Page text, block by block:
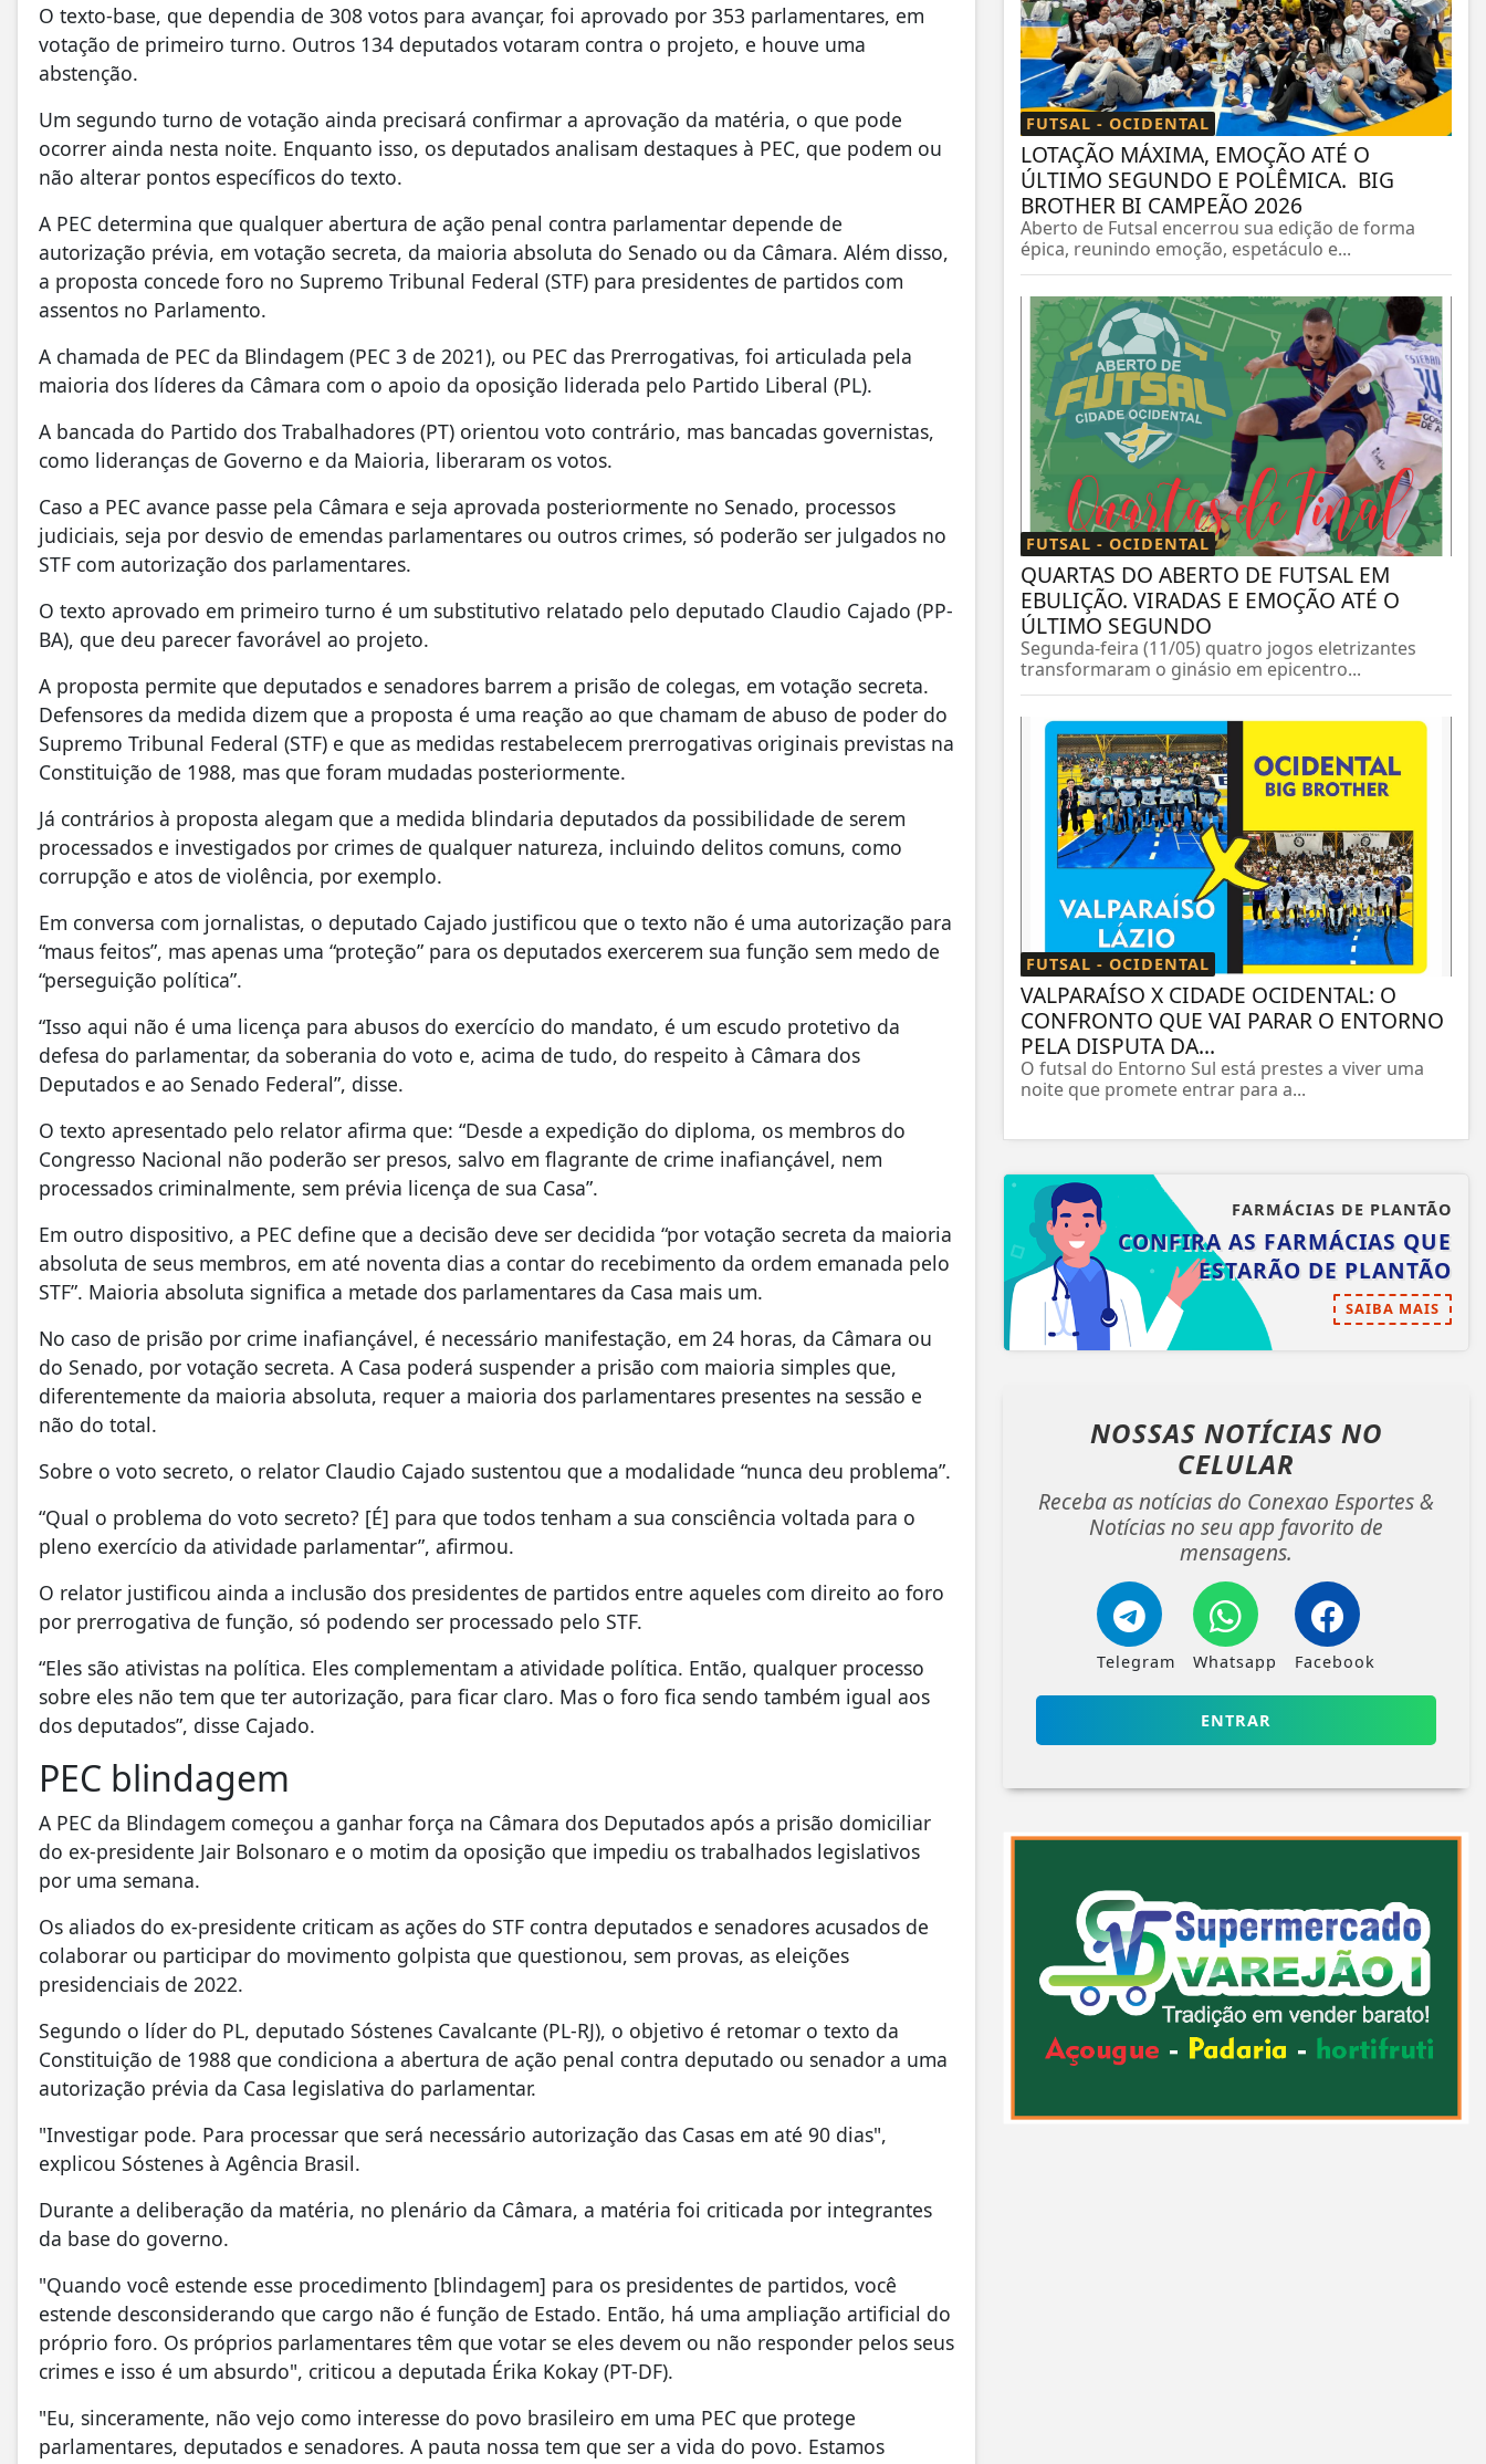
O texto-base, que dependia de 308 votos para avançar, foi aprovado por 353 parlamentares, em
votação de primeiro turno. Outros 134 deputados votaram contra o projeto, e houve uma
abstenção.
Um segundo turno de votação ainda precisará confirmar a aprovação da matéria, o que pode
ocorrer ainda nesta noite. Enquanto isso, os deputados analisam destaques à PEC, que podem ou
não alterar pontos específicos do texto.
A PEC determina que qualquer abertura de ação penal contra parlamentar depende de
autorização prévia, em votação secreta, da maioria absoluta do Senado ou da Câmara. Além disso,
a proposta concede foro no Supremo Tribunal Federal (STF) para presidentes de partidos com
assentos no Parlamento.
A chamada de PEC da Blindagem (PEC 3 de 2021), ou PEC das Prerrogativas, foi articulada pela
maioria dos líderes da Câmara com o apoio da oposição liderada pelo Partido Liberal (PL).
A bancada do Partido dos Trabalhadores (PT) orientou voto contrário, mas bancadas governistas,
como lideranças de Governo e da Maioria, liberaram os votos.
Caso a PEC avance passe pela Câmara e seja aprovada posteriormente no Senado, processos
judiciais, seja por desvio de emendas parlamentares ou outros crimes, só poderão ser julgados no
STF com autorização dos parlamentares.
O texto aprovado em primeiro turno é um substitutivo relatado pelo deputado Claudio Cajado (PP-
BA), que deu parecer favorável ao projeto.
A proposta permite que deputados e senadores barrem a prisão de colegas, em votação secreta.
Defensores da medida dizem que a proposta é uma reação ao que chamam de abuso de poder do
Supremo Tribunal Federal (STF) e que as medidas restabelecem prerrogativas originais previstas na
Constituição de 1988, mas que foram mudadas posteriormente.
Já contrários à proposta alegam que a medida blindaria deputados da possibilidade de serem
processados e investigados por crimes de qualquer natureza, incluindo delitos comuns, como
corrupção e atos de violência, por exemplo.
Em conversa com jornalistas, o deputado Cajado justificou que o texto não é uma autorização para
“maus feitos”, mas apenas uma “proteção” para os deputados exercerem sua função sem medo de
“perseguição política”.
“Isso aqui não é uma licença para abusos do exercício do mandato, é um escudo protetivo da
defesa do parlamentar, da soberania do voto e, acima de tudo, do respeito à Câmara dos
Deputados e ao Senado Federal”, disse.
O texto apresentado pelo relator afirma que: “Desde a expedição do diploma, os membros do
Congresso Nacional não poderão ser presos, salvo em flagrante de crime inafiançável, nem
processados criminalmente, sem prévia licença de sua Casa”.
Em outro dispositivo, a PEC define que a decisão deve ser decidida “por votação secreta da maioria
absoluta de seus membros, em até noventa dias a contar do recebimento da ordem emanada pelo
STF”. Maioria absoluta significa a metade dos parlamentares da Casa mais um.
No caso de prisão por crime inafiançável, é necessário manifestação, em 24 horas, da Câmara ou
do Senado, por votação secreta. A Casa poderá suspender a prisão com maioria simples que,
diferentemente da maioria absoluta, requer a maioria dos parlamentares presentes na sessão e
não do total.
Sobre o voto secreto, o relator Claudio Cajado sustentou que a modalidade “nunca deu problema”.
“Qual o problema do voto secreto? [É] para que todos tenham a sua consciência voltada para o
pleno exercício da atividade parlamentar”, afirmou.
O relator justificou ainda a inclusão dos presidentes de partidos entre aqueles com direito ao foro
por prerrogativa de função, só podendo ser processado pelo STF.
“Eles são ativistas na política. Eles complementam a atividade política. Então, qualquer processo
sobre eles não tem que ter autorização, para ficar claro. Mas o foro fica sendo também igual aos
dos deputados”, disse Cajado.
PEC blindagem
A PEC da Blindagem começou a ganhar força na Câmara dos Deputados após a prisão domiciliar
do ex-presidente Jair Bolsonaro e o motim da oposição que impediu os trabalhados legislativos
por uma semana.
Os aliados do ex-presidente criticam as ações do STF contra deputados e senadores acusados de
colaborar ou participar do movimento golpista que questionou, sem provas, as eleições
presidenciais de 2022.
Segundo o líder do PL, deputado Sóstenes Cavalcante (PL-RJ), o objetivo é retomar o texto da
Constituição de 1988 que condiciona a abertura de ação penal contra deputado ou senador a uma
autorização prévia da Casa legislativa do parlamentar.
"Investigar pode. Para processar que será necessário autorização das Casas em até 90 dias",
explicou Sóstenes à Agência Brasil.
Durante a deliberação da matéria, no plenário da Câmara, a matéria foi criticada por integrantes
da base do governo.
"Quando você estende esse procedimento [blindagem] para os presidentes de partidos, você
estende desconsiderando que cargo não é função de Estado. Então, há uma ampliação artificial do
próprio foro. Os próprios parlamentares têm que votar se eles devem ou não responder pelos seus
crimes e isso é um absurdo", criticou a deputada Érika Kokay (PT-DF).
"Eu, sinceramente, não vejo como interesse do povo brasileiro em uma PEC que protege
parlamentares, deputados e senadores. A pauta nossa tem que ser a vida do povo. Estamos
FUTSAL - OCIDENTAL
LOTAÇÃO MÁXIMA, EMOÇÃO ATÉ O
ÚLTIMO SEGUNDO E POLÊMICA. BIG
BROTHER BI CAMPEÃO 2026
Aberto de Futsal encerrou sua edição de forma
épica, reunindo emoção, espetáculo e...
FUTSAL - OCIDENTAL
QUARTAS DO ABERTO DE FUTSAL EM
EBULIÇÃO. VIRADAS E EMOÇÃO ATÉ O
ÚLTIMO SEGUNDO
Segunda-feira (11/05) quatro jogos eletrizantes
transformaram o ginásio em epicentro...
FUTSAL - OCIDENTAL
VALPARAÍSO X CIDADE OCIDENTAL: O
CONFRONTO QUE VAI PARAR O ENTORNO
PELA DISPUTA DA...
O futsal do Entorno Sul está prestes a viver uma
noite que promete entrar para a...
FARMÁCIAS DE PLANTÃO
CONFIRA AS FARMÁCIAS QUE
ESTARÃO DE PLANTÃO
SAIBA MAIS
NOSSAS NOTÍCIAS NO
CELULAR
Receba as notícias do Conexao Esportes &
Notícias no seu app favorito de
mensagens.
Telegram Whatsapp Facebook
ENTRAR